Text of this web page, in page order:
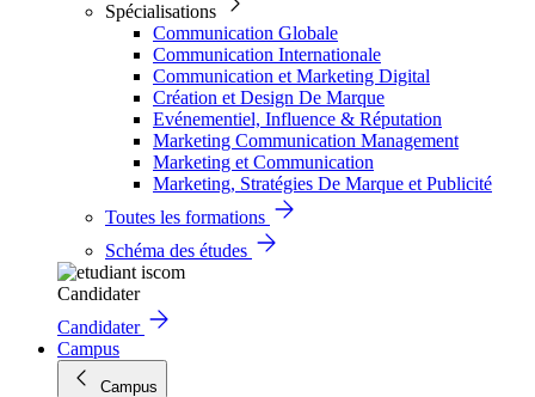
Spécialisations
Communication Globale
Communication Internationale
Communication et Marketing Digital
Création et Design De Marque
Evénementiel, Influence & Réputation
Marketing Communication Management
Marketing et Communication
Marketing, Stratégies De Marque et Publicité
Toutes les formations
Schéma des études
Candidater
Candidater
Campus
Campus